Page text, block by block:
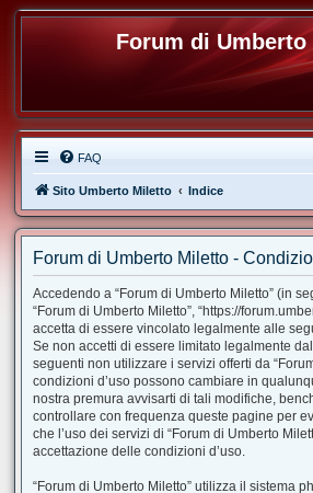
Forum di
FAQ
Sito Umberto Miletto Indice
Forum di Umberto Miletto -
Accedendo a “Forum di Umberto Miletto” (in
“Forum di Umberto Miletto”, “https://
accetta di essere vincolato legalmente alle
Se non accetti di essere limitato legalmente
seguenti non utilizzare i servizi offerti da
condizioni d’uso possono cambiare in
nostra premura avvisarti di tali modifiche,
controllare con frequenza queste pagine per
che l’uso dei servizi di “Forum di Umberto
accettazione delle condizioni d’uso.
“Forum di Umberto Miletto” utilizza il sistema